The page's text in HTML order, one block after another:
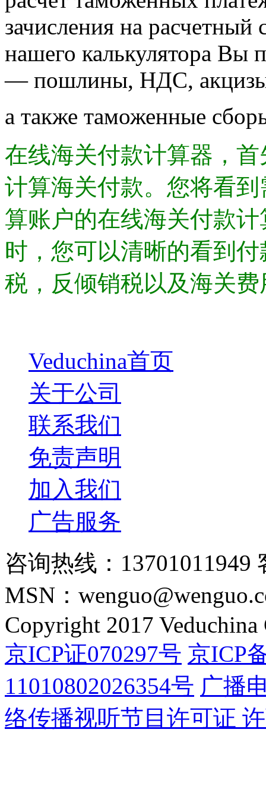
зачисления на
нашего калькулятора Вы
— пошлины, НДС,
а также таможенные
在线海关付款计算器，
计算海关付款。您将看
算账户的在线海关付款
时，您可以清晰的看到
税，反倾销税以及海关费
Veduchina首页
关于公司
联系我们
免责声明
加入我们
广告服务
咨询热线：13701011949
MSN：
Copyright 2017
京ICP证070297号 京ICP
11010802026354号 广播
络传播视听节目许可证